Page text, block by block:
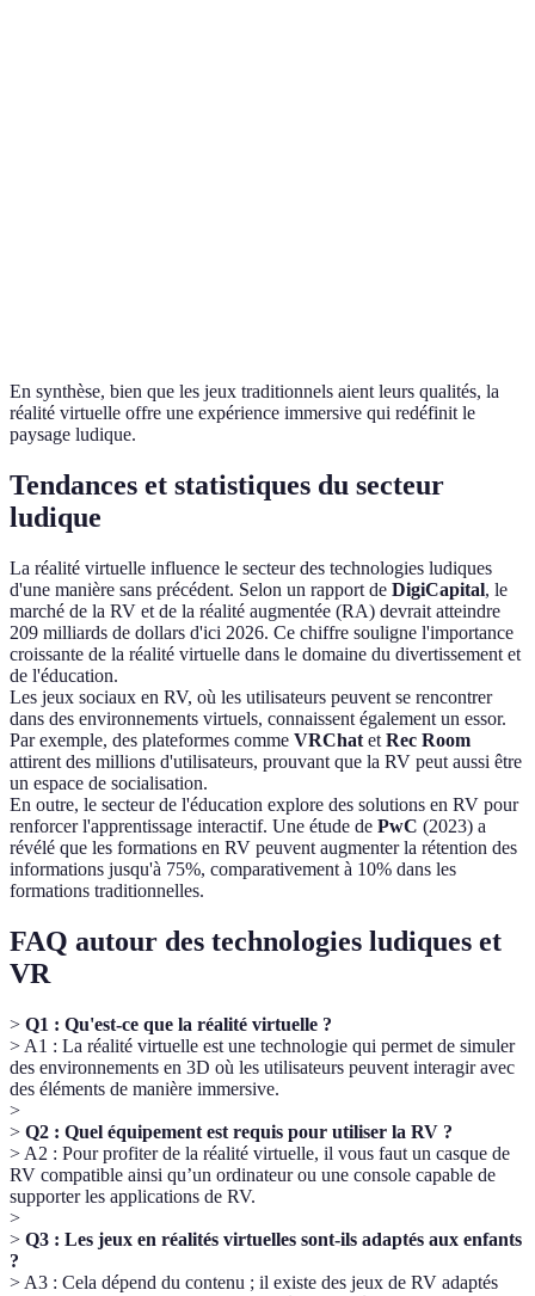
En synthèse, bien que les jeux traditionnels aient leurs qualités, la
réalité virtuelle offre une expérience immersive qui redéfinit le
paysage ludique.
Tendances et statistiques du secteur
ludique
La réalité virtuelle influence le secteur des technologies ludiques
d'une manière sans précédent. Selon un rapport de DigiCapital, le
marché de la RV et de la réalité augmentée (RA) devrait atteindre
209 milliards de dollars d'ici 2026. Ce chiffre souligne l'importance
croissante de la réalité virtuelle dans le domaine du divertissement et
de l'éducation.
Les jeux sociaux en RV, où les utilisateurs peuvent se rencontrer
dans des environnements virtuels, connaissent également un essor.
Par exemple, des plateformes comme VRChat et Rec Room
attirent des millions d'utilisateurs, prouvant que la RV peut aussi être
un espace de socialisation.
En outre, le secteur de l'éducation explore des solutions en RV pour
renforcer l'apprentissage interactif. Une étude de PwC (2023) a
révélé que les formations en RV peuvent augmenter la rétention des
informations jusqu'à 75%, comparativement à 10% dans les
formations traditionnelles.
FAQ autour des technologies ludiques et
VR
> Q1 : Qu'est-ce que la réalité virtuelle ?
> A1 : La réalité virtuelle est une technologie qui permet de simuler
des environnements en 3D où les utilisateurs peuvent interagir avec
des éléments de manière immersive.
>
> Q2 : Quel équipement est requis pour utiliser la RV ?
> A2 : Pour profiter de la réalité virtuelle, il vous faut un casque de
RV compatible ainsi qu’un ordinateur ou une console capable de
supporter les applications de RV.
>
> Q3 : Les jeux en réalités virtuelles sont-ils adaptés aux enfants
?
> A3 : Cela dépend du contenu ; il existe des jeux de RV adaptés